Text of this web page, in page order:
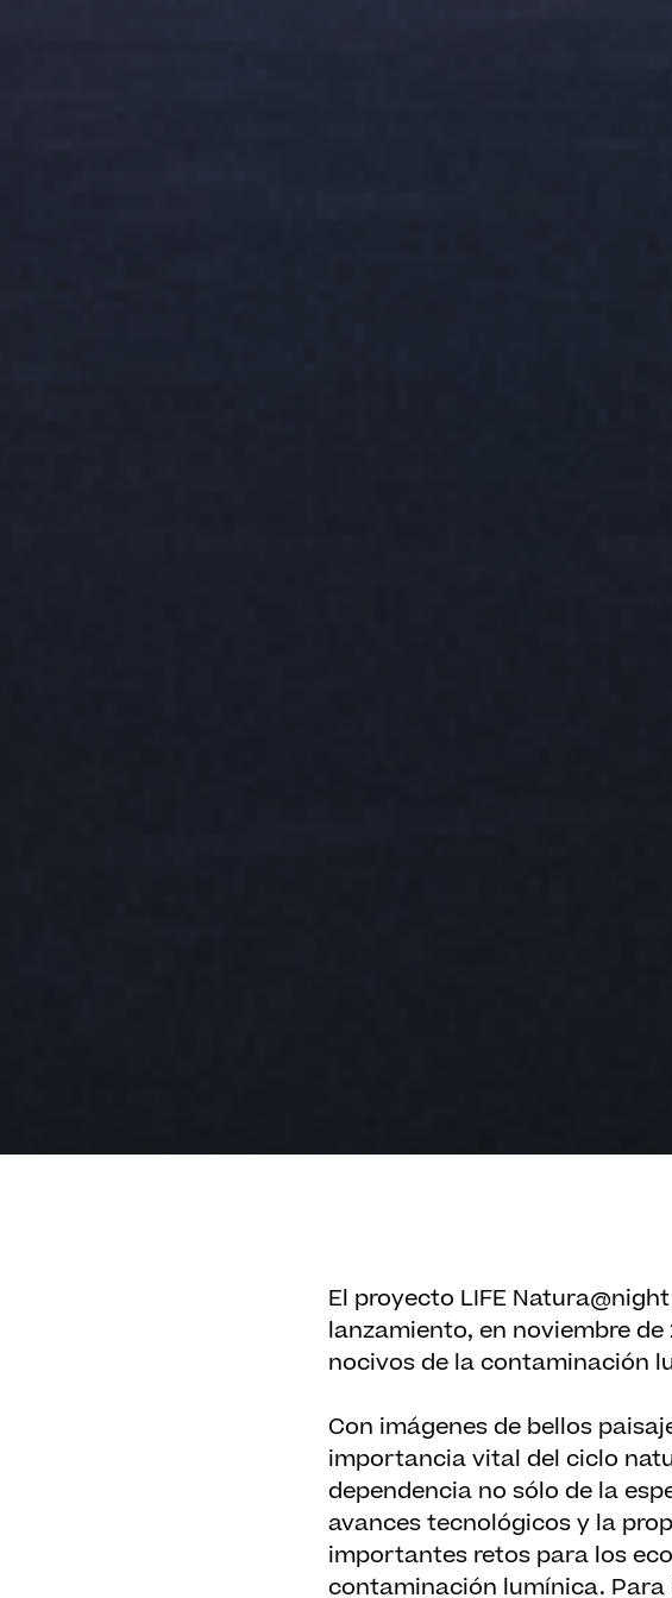
El proyecto LIFE
lanzamiento, en noviembre
nocivos de la contaminación
Con imágenes de bellos
importancia vital del ciclo
dependencia no sólo de la
avances tecnológicos y la
importantes retos para los
contaminación lumínica. Para